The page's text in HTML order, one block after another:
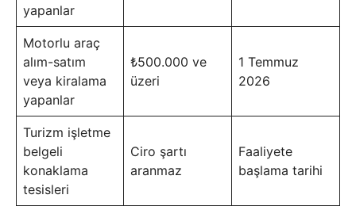
yapanlar
Motorlu araç
alım-satım
veya kiralama
yapanlar
₺500.000 ve
üzeri
1 Temmuz
2026
Turizm işletme
belgeli
konaklama
tesisleri
Ciro şartı
aranmaz
Faaliyete
başlama tarihi